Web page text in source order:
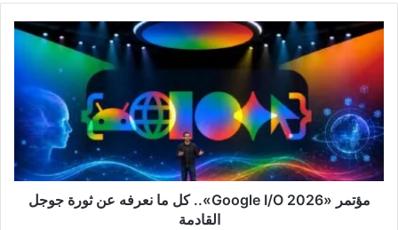
مؤتمر
«Google
I/O
2026»..
كل
ما
نعرفه
عن
ثورة
جوجل
مؤتمر «Google I/O 2026».. كل ما نعرفه عن ثورة جوجل
القادمة